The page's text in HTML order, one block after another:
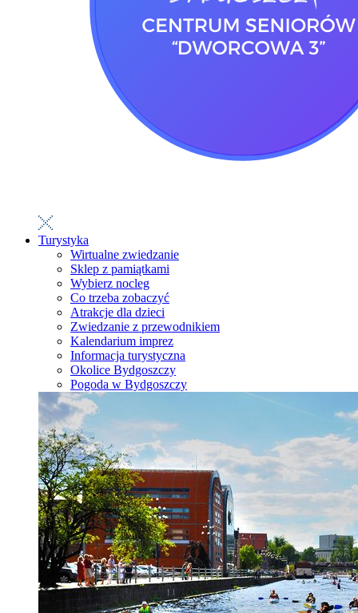
Turystyka
Wirtualne zwiedzanie
Sklep z pamiątkami
Wybierz nocleg
Co trzeba zobaczyć
Atrakcje dla dzieci
Zwiedzanie z przewodnikiem
Kalendarium imprez
Informacja turystyczna
Okolice Bydgoszczy
Pogoda w Bydgoszczy